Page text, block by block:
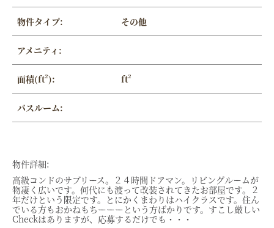
物件タイプ: その他
アメニティ:
面積(ft²): ft²
バスルーム:
物件詳細:
高級コンドのサブリース。２４時間ドアマン。リビングルームが
物凄く広いです。何代にも渡って改装されてきたお部屋です。２
年だけという限定です。とにかくまわりはハイクラスです。住ん
でいる方もおかねもちーーーという方ばかりです。すこし厳しい
Checkはありますが、応募するだけでも・・・